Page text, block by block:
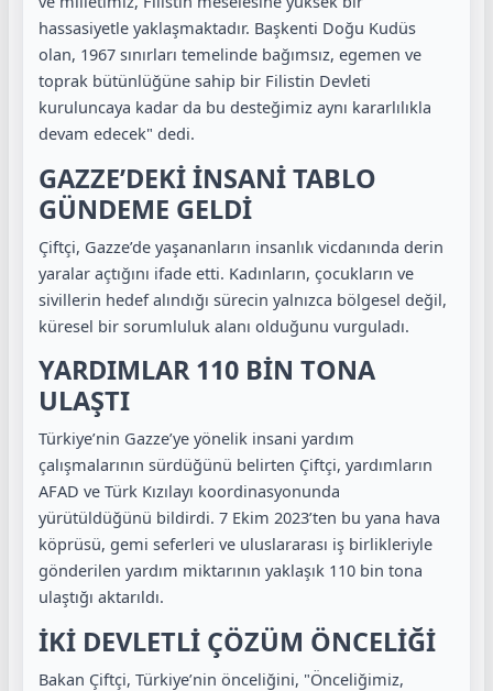
hassasiyetle yaklaşmaktadır. Başkenti Doğu Kudüs
olan, 1967 sınırları temelinde bağımsız, egemen ve
toprak bütünlüğüne sahip bir Filistin Devleti
kuruluncaya kadar da bu desteğimiz aynı kararlılıkla
devam edecek" dedi.
GAZZE’DEKİ İNSANİ TABLO
GÜNDEME GELDİ
Çiftçi, Gazze’de yaşananların insanlık vicdanında derin
yaralar açtığını ifade etti. Kadınların, çocukların ve
sivillerin hedef alındığı sürecin yalnızca bölgesel değil,
küresel bir sorumluluk alanı olduğunu vurguladı.
YARDIMLAR 110 BİN TONA
ULAŞTI
Türkiye’nin Gazze’ye yönelik insani yardım
çalışmalarının sürdüğünü belirten Çiftçi, yardımların
AFAD ve Türk Kızılayı koordinasyonunda
yürütüldüğünü bildirdi. 7 Ekim 2023’ten bu yana hava
köprüsü, gemi seferleri ve uluslararası iş birlikleriyle
gönderilen yardım miktarının yaklaşık 110 bin tona
ulaştığı aktarıldı.
İKİ DEVLETLİ ÇÖZÜM ÖNCELİĞİ
Bakan Çiftçi, Türkiye’nin önceliğini, "Önceliğimiz,